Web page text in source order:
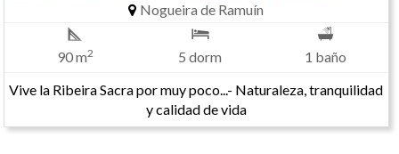
Nogueira de Ramuín
90 m2 5 dorm
1 baño
Vive la Ribeira Sacra por muy poco...- Naturaleza, tranquilidad
y calidad de vida